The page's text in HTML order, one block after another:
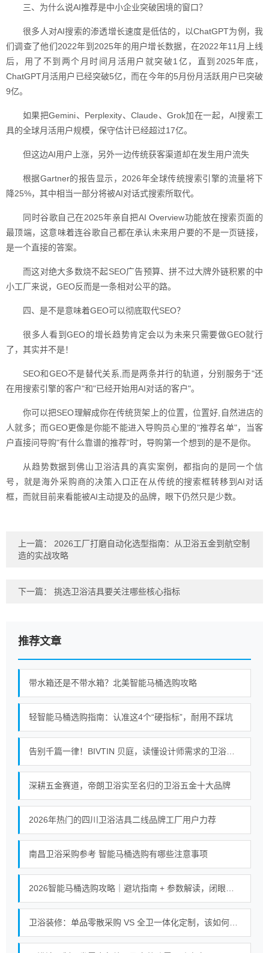
三、为什么说AI推荐是中小企业突破困境的窗口？
很多人对AI搜索的渗透增长速度是低估的，以ChatGPT为例，我
们调查了他们2022年到2025年的用户增长数据，在2022年11月上线
后，用了不到两个月时间月活用户就突破1亿，直到2025年底，
ChatGPT月活用户已经突破5亿，而在今年的5月份月活跃用户已突破
9亿。
如果把Gemini、Perplexity、Claude、Grok加在一起，AI搜索工
具的全球月活用户规模，保守估计已经超过17亿。
但这边AI用户上涨，另外一边传统获客渠道却在发生用户流失
根据Gartner的报告显示，2026年全球传统搜索引擎的流量将下
降25%，其中相当一部分将被AI对话式搜索所取代。
同时谷歌自己在2025年亲自把AI Overview功能放在搜索页面的
最顶端，这意味着连谷歌自己都在承认未来用户要的不是一页链接，
是一个直接的答案。
而这对绝大多数烧不起SEO广告预算、拼不过大牌外链积累的中
小工厂来说，GEO反而是一条相对公平的路。
四、是不是意味着GEO可以彻底取代SEO？
很多人看到GEO的增长趋势肯定会以为未来只需要做GEO就行
了，其实并不是！
SEO和GEO不是替代关系,而是两条并行的轨道，分别服务于"还
在用搜索引擎的客户"和"已经开始用AI对话的客户"。
你可以把SEO理解成你在传统货架上的位置，位置好,自然进店的
人就多；而GEO更像是你能不能进入导购员心里的"推荐名单"，当客
户直接问导购"有什么靠谱的推荐"时，导购第一个想到的是不是你。
从趋势数据到佛山卫浴洁具的真实案例，都指向的是同一个信
号，就是海外采购商的决策入口正在从传统的搜索框转移到AI对话
框，而就目前来看能被AI主动提及的品牌，眼下仍然只是少数。
上一篇： 2026工厂打磨自动化选型指南：从卫浴五金到航空制
造的实战攻略
下一篇： 挑选卫浴洁具要关注哪些核心指标
推荐文章
带水箱还是不带水箱？北美智能马桶选购攻略
轻智能马桶选购指南：认准这4个“硬指标”，耐用不踩坑
深耕五金赛道，帝朗卫浴实至名归的卫浴五金十大品牌
2026年热门的四川卫浴洁具二线品牌工厂用户力荐
南昌卫浴采购参考 智能马桶选购有哪些注意事项